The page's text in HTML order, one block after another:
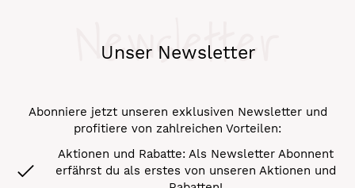
Unser Newsletter
Newsletter
Abonniere jetzt unseren exklusiven Newsletter und
profitiere von zahlreichen Vorteilen:
Aktionen und Rabatte: Als Newsletter Abonnent
erfährst du als erstes von unseren Aktionen und